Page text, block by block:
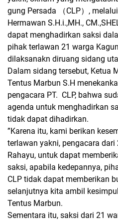
gung Persada （CLP）,
Hermawan S.H.i.,MH.,
dapat menghadirkan saksi
pihak terlawan 21 warga
dilaksanakn diruang sidang
Dalam sidang tersebut, Ketua
Tentus Marbun S.H
pengacara PT. CLP, bahwa
agenda untuk menghadirkan
tidak dapat dihadirkan.
”Karena itu, kami berikan
terlawan yakni, pengacara
Rahayu, untuk dapat
saksi, apabila kedepannya,
CLP tidak dapat memberikan
selanjutnya kita ambil
Tentus Marbun.
Sementara itu, saksi dari 21